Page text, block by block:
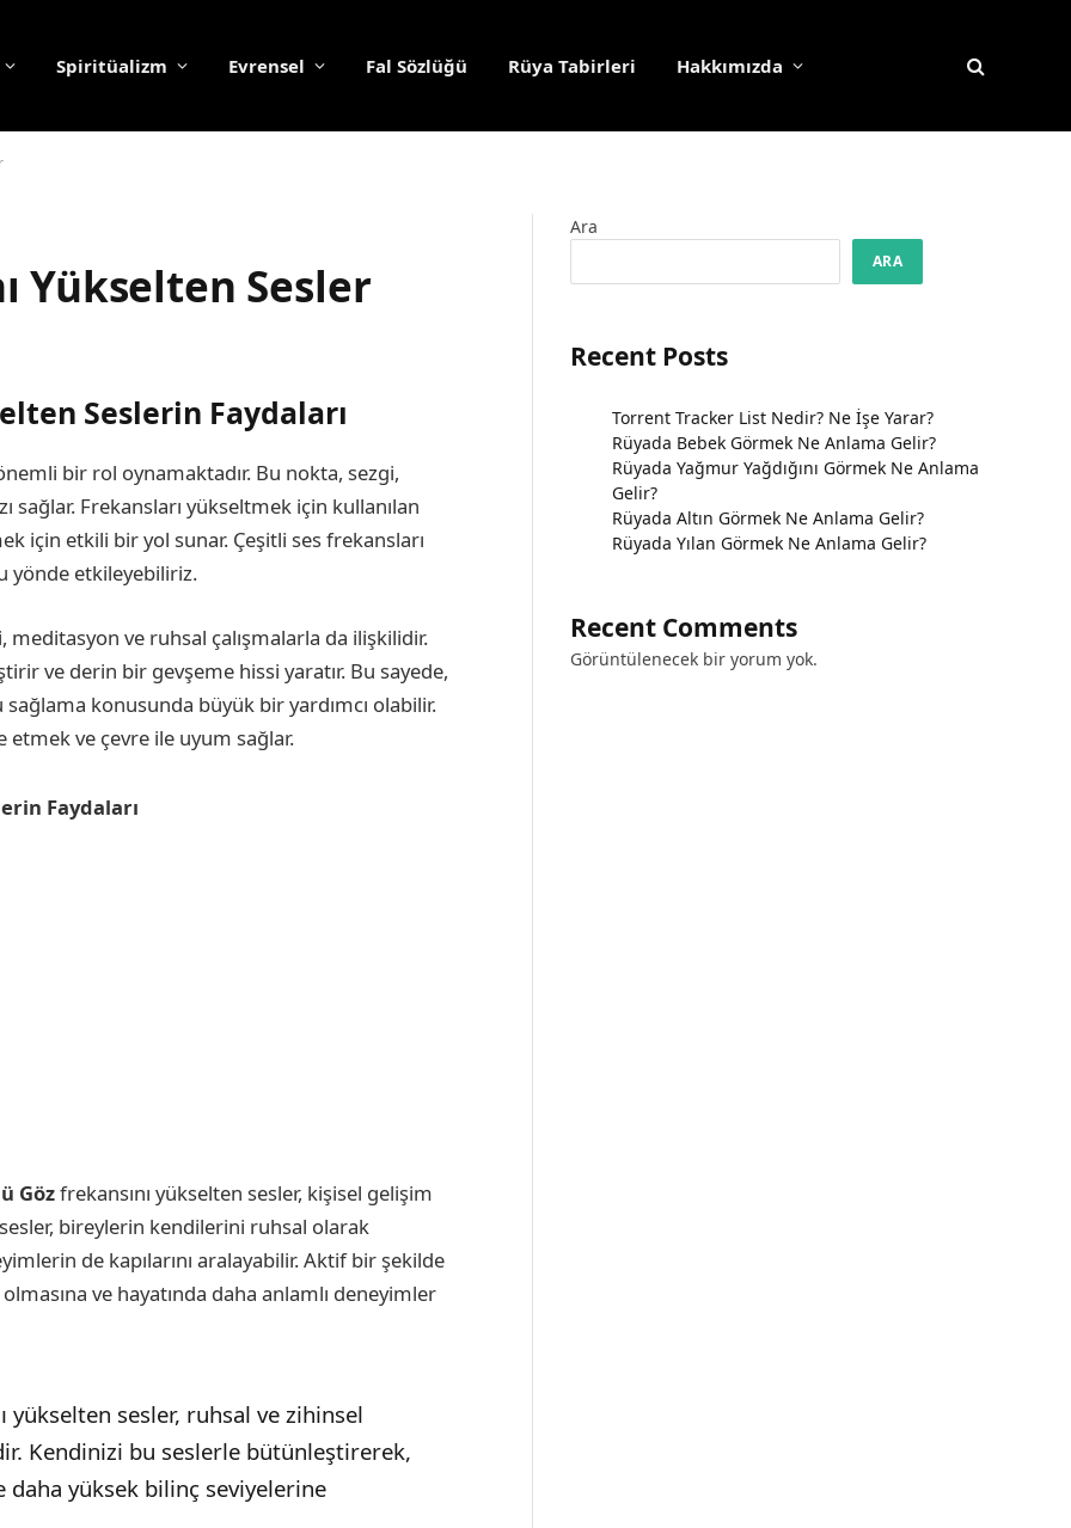
Spiritüalizm Evrensel Fal Sözlüğü Rüya Tabirleri Hakkımızda
Yükselten Sesler
Seslerin Faydaları
bir rol oynamaktadır. Bu nokta, sezgi,
sağlar. Frekansları yükseltmek için kullanılan
için etkili bir yol sunar. Çeşitli ses frekansları
yönde etkileyebiliriz.
ve ruhsal çalışmalarla da ilişkilidir.
ve derin bir gevşeme hissi yaratır. Bu sayede,
konusunda büyük bir yardımcı olabilir.
etmek ve çevre ile uyum sağlar.
Faydaları
Gözfrekansını yükselten sesler, kişisel gelişim
bireylerin kendilerini ruhsal olarak
de kapılarını aralayabilir. Aktif bir şekilde
ve hayatında daha anlamlı deneyimler
yükselten sesler, ruhsal ve zihinsel
Kendinizi bu seslerle bütünleştirerek,
yüksek bilinç seviyelerine
Ara
ARA
Recent Posts
Torrent Tracker List Nedir? Ne İşe Yarar?
Rüyada Bebek Görmek Ne Anlama Gelir?
Rüyada Yağmur Yağdığını Görmek Ne Anlama
Gelir?
Rüyada Altın Görmek Ne Anlama Gelir?
Rüyada Yılan Görmek Ne Anlama Gelir?
Recent Comments
Görüntülenecek bir yorum yok.